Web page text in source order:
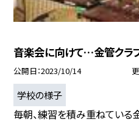
音楽会に向けて…金管クラ
公開日 2023/10/14
学校の様子
毎朝、練習を積み重ねている